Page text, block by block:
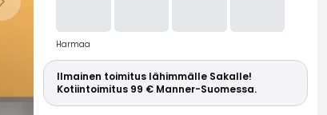
Seuraava dia
Harmaa
Ilmainen toimitus lähimmälle Sakalle!
Kotiintoimitus 99 € Manner-Suomessa.